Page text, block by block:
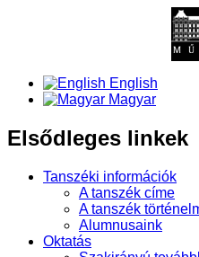
English
Magyar
Elsődleges linkek
Tanszéki információk
A tanszék címe
A tanszék
Alumnusaink
Oktatás